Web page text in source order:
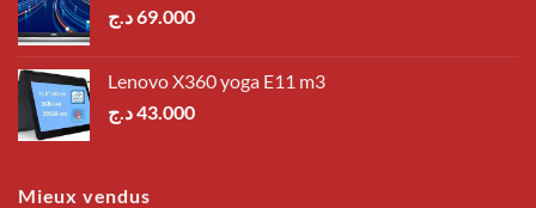
69.000د.ج
Lenovo X360 yoga E11 m3
43.000د.ج
Mieux vendus